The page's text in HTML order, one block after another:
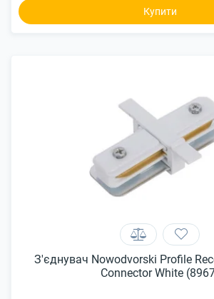
Купити
З'єднувач Nowodvorski Profile
Connector White